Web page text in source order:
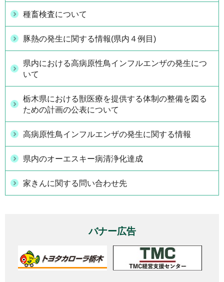
種畜検査について
豚熱の発生に関する情報(県内４例目)
県内における高病原性鳥インフルエンザの発生につ
いて
栃木県における獣医療を提供する体制の整備を図る
ための計画の公表について
高病原性鳥インフルエンザの発生に関する情報
県内のオーエスキー病清浄化達成
家きんに関する問い合わせ先
バナー広告